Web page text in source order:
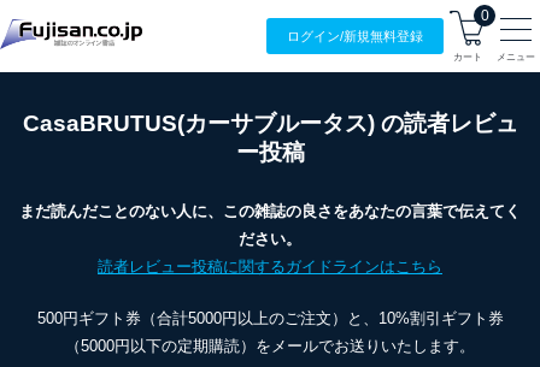
ログイン/新規無料登録
0
カート メニュー
CasaBRUTUS(カーサブルータス) の読者レビュ
ー投稿
まだ読んだことのない人に、この雑誌の良さをあなたの言葉で伝えてく
ださい。
読者レビュー投稿に関するガイドラインはこちら
500円ギフト券（合計5000円以上のご注文）と、10%割引ギフト券
（5000円以下の定期購読）をメールでお送りいたします。